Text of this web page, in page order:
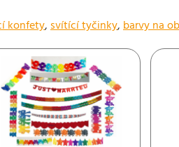
konfety, svítící tyčinky, barvy na